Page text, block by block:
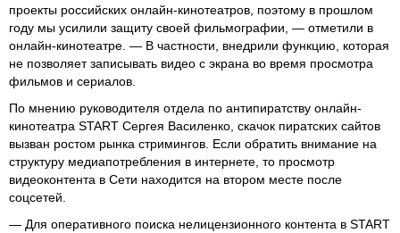
проекты российских онлайн-кинотеатров, поэтому в прошлом
году мы усилили защиту своей фильмографии, — отметили в
онлайн-кинотеатре. — В частности, внедрили функцию, которая
не позволяет записывать видео с экрана во время просмотра
фильмов и сериалов.
По мнению руководителя отдела по антипиратству онлайн-
кинотеатра START Сергея Василенко, скачок пиратских сайтов
вызван ростом рынка стримингов. Если обратить внимание на
структуру медиапотребления в интернете, то просмотр
видеоконтента в Сети находится на втором месте после
соцсетей.
— Для оперативного поиска нелицензионного контента в START